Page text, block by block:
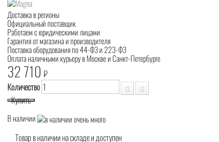
Доставка в регионы
Официальный поставщик
Работаем с юридическими лицами
Гарантия от магазина и производителя
Поставка оборудования по 44-ФЗ и 223-ФЗ
Оплата наличными курьеру в Москве и Санкт-Петербурге
32 710 ₽
Количество
Купить
В наличии
Товар в наличии на складе и доступен